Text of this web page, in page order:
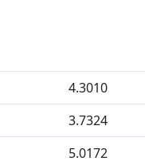
4.3010
3.7324
5.0172